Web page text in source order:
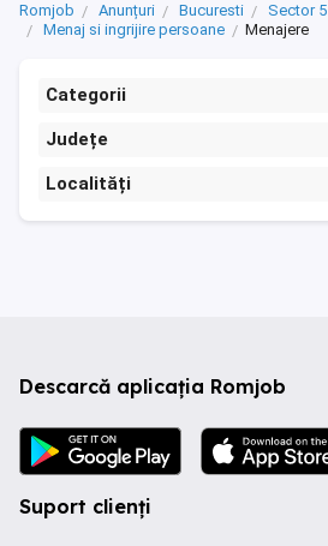
Romjob Anunțuri Bucuresti Sector 5
Menaj si ingrijire persoane
Menajere
Categorii
Județe
Localități
Descarcă aplicația Romjob
Suport clienți